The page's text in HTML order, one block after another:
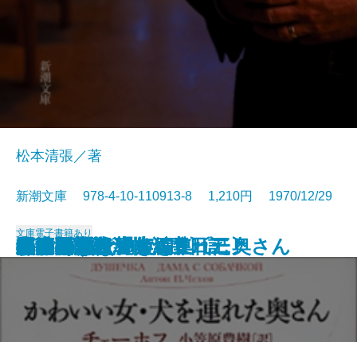
モーパッサン短編集〔三〕
ゼロの焦点
水いらず
モーパッサン短編集〔二〕
おごそかな渇き
モーパッサン短編集〔一〕
居酒屋
白痴〔上〕
白痴〔下〕
黒い福音
松本清張／著
新潮文庫 978-4-10-110913-8 1,210円 1970/12/29
文庫電子書籍あり
かわいい女・犬を連れた奥さん
第四間氷期
遅れてきた青年
おさん
眠狂四郎殺法帖〔下〕
眠狂四郎殺法帖〔上〕
黒い雨
半生の記
牛肉と馬鈴薯・酒中日記
飢餓同盟